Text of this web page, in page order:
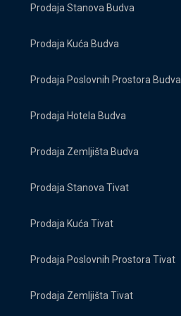
Prodaja Stanova Budva
Prodaja Kuća Budva
Prodaja Poslovnih Prostora Budva
Prodaja Hotela Budva
Prodaja Zemljišta Budva
Prodaja Stanova Tivat
Prodaja Kuća Tivat
Prodaja Poslovnih Prostora Tivat
Prodaja Zemljišta Tivat